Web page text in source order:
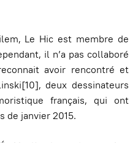
Le Hic est membre de
il n’a pas collaboré
avoir rencontré et
deux dessinateurs
français, qui ont
de janvier 2015.